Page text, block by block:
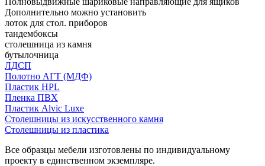
Дополнительно можно установить
лоток для стол. приборов
тандембоксы
столешница из камня
бутылочница
ЛДСП
Полотно АГТ (МДФ)
Пластик HPL
Пленка ПВХ
Пластик Alvic Luxe
Столешницы из искусственного камня
Столешницы из пластика
Все образцы мебели изготовлены по индивидуальному
проекту в единственном экземпляре.